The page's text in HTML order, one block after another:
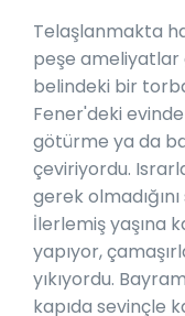
Telaşlanmakta
peşe ameliyatlar
belindeki bir
Fener'deki
götürme ya da
çeviriyordu.
gerek
İlerlemiş yaşına
yapıyor,
yıkıyordu.
kapıda sevinçle